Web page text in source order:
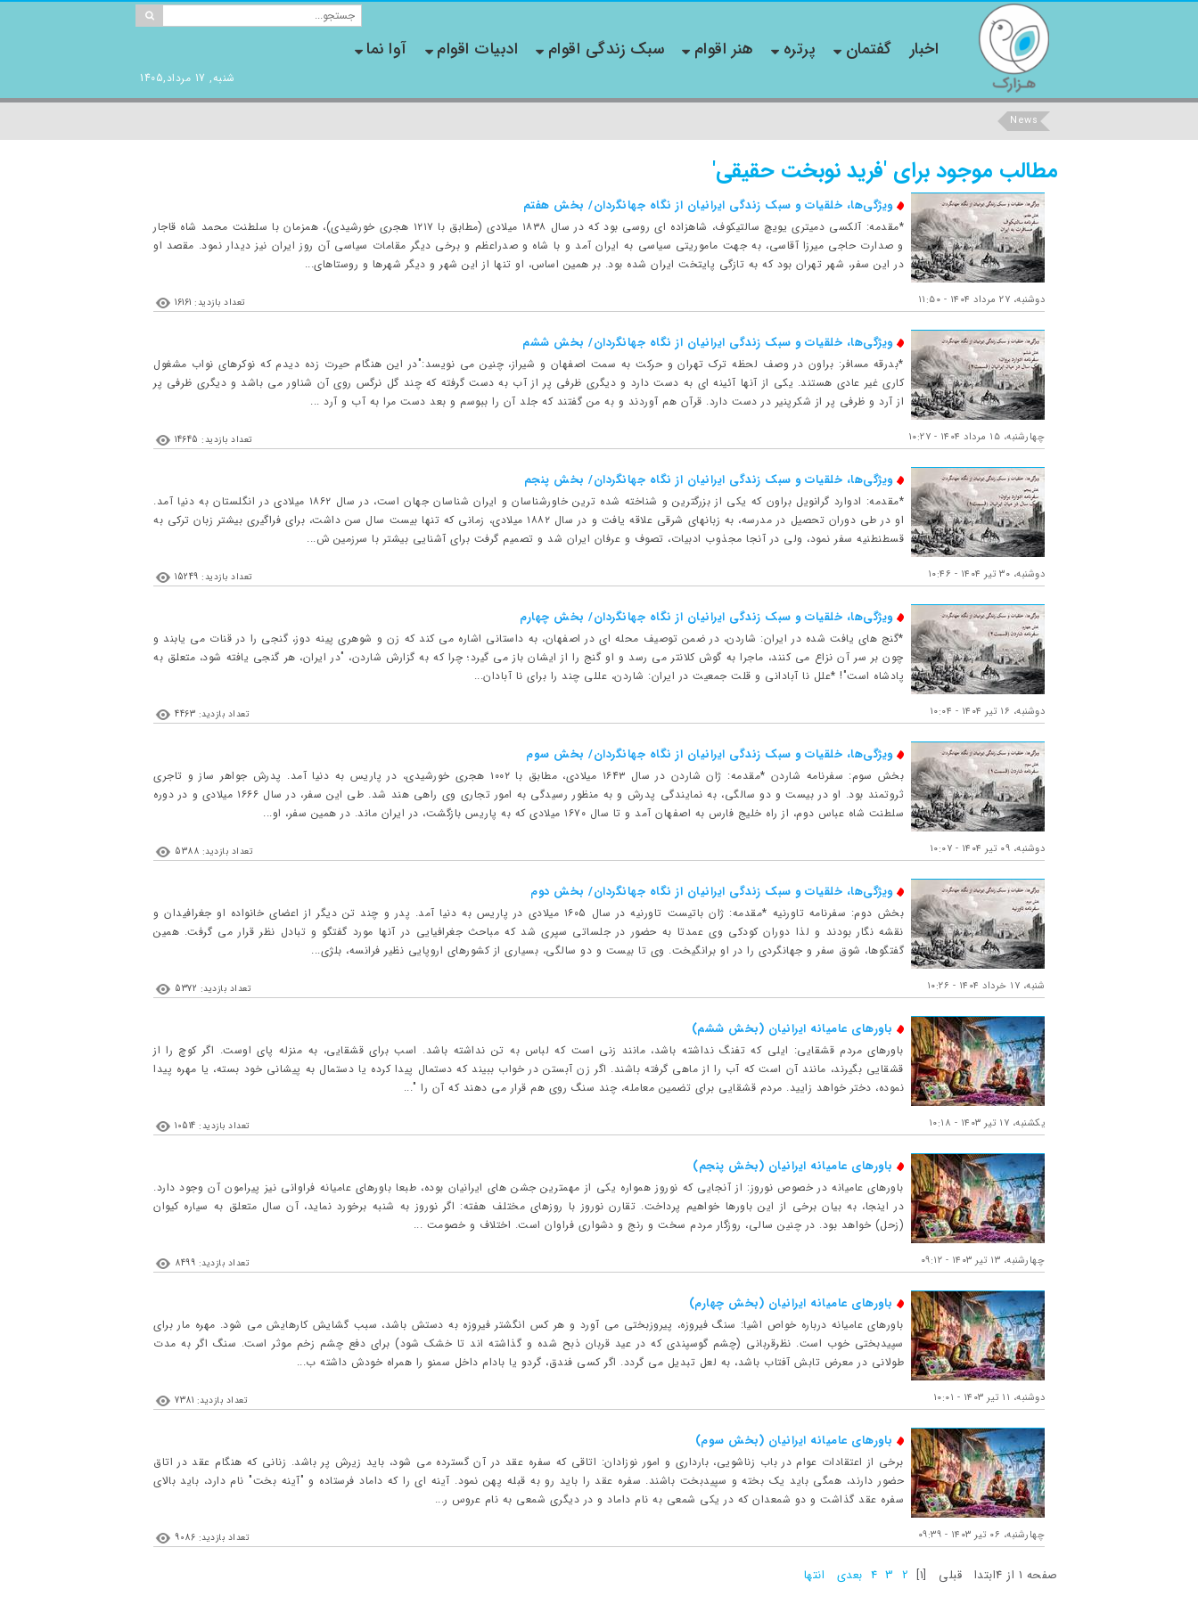
شنبه, 17 مرداد,1405
اخبار گفتمان پرتره هنر اقوام سبک زندگی اقوام ادبیات اقوام آوا نما
News
مطالب موجود برای 'فرید نوبخت حقیقی'
ویژگی‌ها، خلقیات و سبک زندگی ایرانیان از نگاه جهانگردان/ بخش هفتم
*مقدمه: آلکسی دمیتری یویچ سالتیکوف، شاهزاده ای روسی بود که در سال ۱۸۳۸ میلادی (مطابق با ۱۲۱۷ هجری خورشیدی)، همزمان با سلطنت محمد شاه قاجار
و صدارت حاجی میرزا آقاسی، به جهت ماموریتی سیاسی به ایران آمد و با شاه و صدراعظم و برخی دیگر مقامات سیاسی آن روز ایران نیز دیدار نمود. مقصد او
در این سفر، شهر تهران بود که به تازگی پایتخت ایران شده بود. بر همین اساس، او تنها از این شهر و دیگر شهرها و روستاهای...
دوشنبه، ۲۷ مرداد ۱۴۰۴ - ۱۱:۵۰ تعداد بازدید: 16161
ویژگی‌ها، خلقیات و سبک زندگی ایرانیان از نگاه جهانگردان/ بخش ششم
*بدرقه مسافر: براون در وصف لحظه ترک تهران و حرکت به سمت اصفهان و شیراز، چنین می نویسد:"در این هنگام حیرت زده دیدم که نوکرهای نواب مشغول
کاری غیر عادی هستند. یکی از آنها آئینه ای به دست دارد و دیگری ظرفی پر از آب به دست گرفته که چند گل نرگس روی آن شناور می باشد و دیگری ظرفی پر
از آرد و ظرفی پر از شکرپنیر در دست دارد. قرآن هم آوردند و به من گفتند که جلد آن را ببوسم و بعد دست مرا به آب و آرد ...
چهارشنبه، ۱۵ مرداد ۱۴۰۴ - ۱۰:۲۷ تعداد بازدید: 14645
ویژگی‌ها، خلقیات و سبک زندگی ایرانیان از نگاه جهانگردان/ بخش پنجم
*مقدمه: ادوارد گرانویل براون که یکی از بزرگترین و شناخته شده ترین خاورشناسان و ایران شناسان جهان است، در سال ۱۸۶۲ میلادی در انگلستان به دنیا آمد.
او در طی دوران تحصیل در مدرسه، به زبانهای شرقی علاقه یافت و در سال ۱۸۸۲ میلادی، زمانی که تنها بیست سال سن داشت، برای فراگیری بیشتر زبان ترکی به
قسطنطنیه سفر نمود، ولی در آنجا مجذوب ادبیات، تصوف و عرفان ایران شد و تصمیم گرفت برای آشنایی بیشتر با سرزمین ش...
دوشنبه، ۳۰ تیر ۱۴۰۴ - ۱۰:۴۶ تعداد بازدید: 15249
ویژگی‌ها، خلقیات و سبک زندگی ایرانیان از نگاه جهانگردان/ بخش چهارم
*گنج های یافت شده در ایران: شاردن، در ضمن توصیف محله ای در اصفهان، به داستانی اشاره می کند که زن و شوهری پینه دوز، گنجی را در قنات می یابند و
چون بر سر آن نزاع می کنند، ماجرا به گوش کلانتر می رسد و او گنج را از ایشان باز می گیرد؛ چرا که به گزارش شاردن، "در ایران، هر گنجی یافته شود، متعلق به
پادشاه است"! *علل نا آبادانی و قلت جمعیت در ایران: شاردن، عللی چند را برای نا آبادان...
دوشنبه، ۱۶ تیر ۱۴۰۴ - ۱۰:۰۴ تعداد بازدید: 4463
ویژگی‌ها، خلقیات و سبک زندگی ایرانیان از نگاه جهانگردان/ بخش سوم
بخش سوم: سفرنامه شاردن *مقدمه: ژان شاردن در سال ۱۶۴۳ میلادی، مطابق با ۱۰۰۲ هجری خورشیدی، در پاریس به دنیا آمد. پدرش جواهر ساز و تاجری
ثروتمند بود. او در بیست و دو سالگی، به نمایندگی پدرش و به منظور رسیدگی به امور تجاری وی راھی ھند شد. طی این سفر، در سال ۱۶۶۶ میلادی و در دوره
سلطنت شاه عباس دوم، از راه خلیج فارس به اصفھان آمد و تا سال ۱۶۷۰ میلادی که به پاریس بازگشت، در ایران ماند. در همین سفر، او...
دوشنبه، ۰۹ تیر ۱۴۰۴ - ۱۰:۰۷ تعداد بازدید: 5388
ویژگی‌ها، خلقیات و سبک زندگی ایرانیان از نگاه جهانگردان/ بخش دوم
بخش دوم: سفرنامه تاورنیه *مقدمه: ژان باتیست تاورنیه در سال ۱۶۰۵ میلادی در پاریس به دنیا آمد. پدر و چند تن دیگر از اعضای خانواده او جغرافیدان و
نقشه نگار بودند و لذا دوران کودکی وی عمدتا به حضور در جلساتی سپری شد که مباحث جغرافیایی در آنها مورد گفتگو و تبادل نظر قرار می گرفت. همین
گفتگوها، شوق سفر و جهانگردی را در او برانگیخت. وی تا بیست و دو سالگی، بسیاری از کشورهای اروپایی نظیر فرانسه، بلژی...
شنبه، ۱۷ خرداد ۱۴۰۴ - ۱۰:۲۶ تعداد بازدید: 5372
باورهای عامیانه ایرانیان (بخش ششم)
باورهای مردم قشقایی: ایلی که تفنگ نداشته باشد، مانند زنی است که لباس به تن نداشته باشد. اسب برای قشقایی، به منزله پای اوست. اگر کوچ را از
قشقایی بگیرند، مانند آن است که آب را از ماهی گرفته باشند. اگر زن آبستن در خواب ببیند که دستمال پیدا کرده یا دستمال به پیشانی خود بسته، یا مهره پیدا
نموده، دختر خواهد زایید. مردم قشقایی برای تضمین معامله، چند سنگ روی هم قرار می دهند که آن را "...
یکشنبه، ۱۷ تیر ۱۴۰۳ - ۱۰:۱۸ تعداد بازدید: 10514
باورهای عامیانه ایرانیان (بخش پنجم)
باورهای عامیانه در خصوص نوروز: از آنجایی که نوروز همواره یکی از مهمترین جشن های ایرانیان بوده، طبعا باورهای عامیانه فراوانی نیز پیرامون آن وجود دارد.
در اینجا، به بیان برخی از این باورها خواهیم پرداخت. تقارن نوروز با روزهای مختلف هفته: اگر نوروز به شنبه برخورد نماید، آن سال متعلق به سیاره کیوان
(زحل) خواهد بود. در چنین سالی، روزگار مردم سخت و رنج و دشواری فراوان است. اختلاف و خصومت ...
چهارشنبه، ۱۳ تیر ۱۴۰۳ - ۰۹:۱۲ تعداد بازدید: 8499
باورهای عامیانه ایرانیان (بخش چهارم)
باورهای عامیانه درباره خواص اشیا: سنگ فیروزه، پیروزبختی می آورد و هر کس انگشتر فیروزه به دستش باشد، سبب گشایش کارهایش می شود. مهره مار برای
سپیدبختی خوب است. نظرقربانی (چشم گوسپندی که در عید قربان ذبح شده و گذاشته اند تا خشک شود) برای دفع چشم زخم موثر است. سنگ اگر به مدت
طولانی در معرض تابش آفتاب باشد، به لعل تبدیل می گردد. اگر کسی فندق، گردو یا بادام داخل سمنو را همراه خودش داشته ب...
دوشنبه، ۱۱ تیر ۱۴۰۳ - ۱۰:۰۱ تعداد بازدید: 7381
باورهای عامیانه ایرانیان (بخش سوم)
برخی از اعتقادات عوام در باب زناشویی، بارداری و امور نوزادان: اتاقی که سفره عقد در آن گسترده می شود، باید زیرش پر باشد. زنانی که هنگام عقد در اتاق
حضور دارند، همگی باید یک بخته و سپیدبخت باشند. سفره عقد را باید رو به قبله پهن نمود. آینه ای را که داماد فرستاده و "آینه بخت" نام دارد، باید بالای
سفره عقد گذاشت و دو شمعدان که در یکی شمعی به نام داماد و در دیگری شمعی به نام عروس ر...
چهارشنبه، ۰۶ تیر ۱۴۰۳ - ۰۹:۳۹ تعداد بازدید: 9086
صفحه 1 از 4 ابتدا قبلی [1]
2
3
4 بعدی انتها